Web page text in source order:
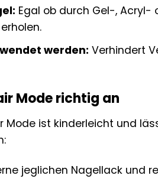
Egal ob durch Gel-, Acryl-
werden: Verhindert
Mode richtig an
Mode ist kinderleicht und
jeglichen Nagellack und